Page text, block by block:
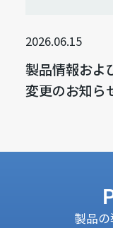
2026.06.15
製品情報およ
変更のお知ら
製品